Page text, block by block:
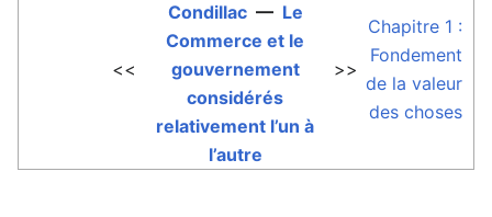
<<
Condillac— Le
Commerce et le
gouvernement
considérés
relativement l’un à
l’autre
>>
Chapitre 1 :
Fondement
de la valeur
des choses